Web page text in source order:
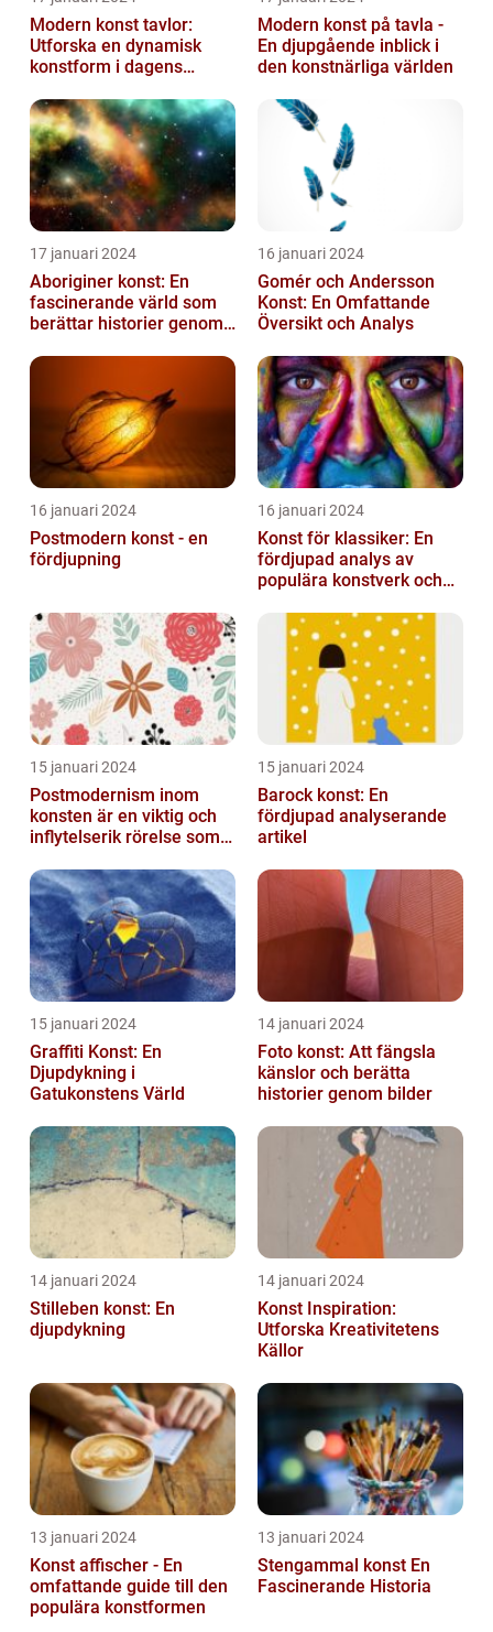
Modern konst tavlor:
Utforska en dynamisk
konstform i dagens
Modern konst på tavla -
En djupgående inblick i
den konstnärliga världen
17 januari 2024
Aboriginer konst: En
fascinerande värld som
berättar historier genom
16 januari 2024
Gomér och Andersson
Konst: En Omfattande
Översikt och Analys
16 januari 2024
Postmodern konst - en
fördjupning
16 januari 2024
Konst för klassiker: En
fördjupad analys av
populära konstverk och
15 januari 2024
Postmodernism inom
konsten är en viktig och
inflytelserik rörelse som
normer o...
15 januari 2024
Barock konst: En
fördjupad analyserande
artikel
15 januari 2024
Graffiti Konst: En
Djupdykning i
Gatukonstens Värld
14 januari 2024
Foto konst: Att fängsla
känslor och berätta
historier genom bilder
14 januari 2024
Stilleben konst: En
djupdykning
14 januari 2024
Konst Inspiration:
Utforska Kreativitetens
Källor
13 januari 2024
Konst affischer - En
omfattande guide till den
populära konstformen
13 januari 2024
Stengammal konst En
Fascinerande Historia